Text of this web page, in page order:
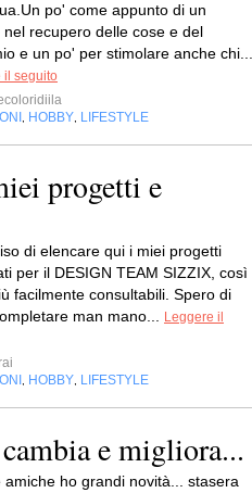
po' come appunto di un
nel recupero delle cose e del
e un po' per stimolare anche chi...
il seguito
HOBBY LIFESTYLE
progetti e
di elencare qui i miei progetti
per il DESIGN TEAM SIZZIX, così
facilmente consultabili. Spero di
man mano...
Leggere il
HOBBY LIFESTYLE
e migliora...
amiche ho grandi novità... stasera